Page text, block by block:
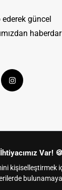
güncel
haberdar